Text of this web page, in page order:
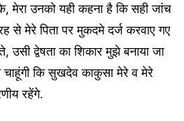
मेरा उनको यही कहना है कि सही जांच
से मेरे पिता पर मुकदमे दर्ज करवाए गए
उसी द्वेषता का शिकार मुझे बनाया जा
कि सुखदेव काकुसा मेरे व मेरे
रहेंगे.